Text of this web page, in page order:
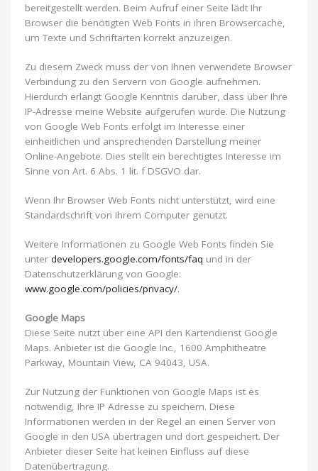
bereitgestellt werden. Beim Aufruf einer Seite lädt Ihr
Browser die benötigten Web Fonts in ihren Browsercache,
um Texte und Schriftarten korrekt anzuzeigen.
Zu diesem Zweck muss der von Ihnen verwendete Browser
Verbindung zu den Servern von Google aufnehmen.
Hierdurch erlangt Google Kenntnis darüber, dass über Ihre
IP-Adresse meine Website aufgerufen wurde. Die Nutzung
von Google Web Fonts erfolgt im Interesse einer
einheitlichen und ansprechenden Darstellung meiner
Online-Angebote. Dies stellt ein berechtigtes Interesse im
Sinne von Art. 6 Abs. 1 lit. f DSGVO dar.
Wenn Ihr Browser Web Fonts nicht unterstützt, wird eine
Standardschrift von Ihrem Computer genutzt.
Weitere Informationen zu Google Web Fonts finden Sie
unter developers.google.com/fonts/faq und in der
Datenschutzerklärung von Google:
www.google.com/policies/privacy/.
Google Maps
Diese Seite nutzt über eine API den Kartendienst Google
Maps. Anbieter ist die Google Inc., 1600 Amphitheatre
Parkway, Mountain View, CA 94043, USA.
Zur Nutzung der Funktionen von Google Maps ist es
notwendig, Ihre IP Adresse zu speichern. Diese
Informationen werden in der Regel an einen Server von
Google in den USA übertragen und dort gespeichert. Der
Anbieter dieser Seite hat keinen Einfluss auf diese
Datenübertragung.